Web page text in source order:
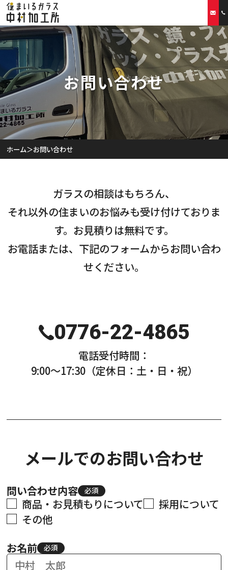
ホーム
当社の特徴
取扱商品
リフォームプラン
ご利用案内
スタッフ紹介
会社概要
お知らせ・社内報
お問い合わせ
ホーム＞お問い合わせ
ガラスの相談はもちろん、
それ以外の住まいのお悩みも受け付けておりま
す。お見積りは無料です。
お電話または、下記のフォームからお問い合わ
せください。
0776-22-4865
電話受付時間：
9:00〜17:30（定休日：土・日・祝）
メールでのお問い合わせ
問い合わせ内容 必須
商品・お見積もりについて
採用について
その他
お名前
必須